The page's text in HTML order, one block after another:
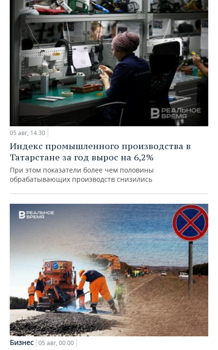
05 авг, 14:30
Индекс промышленного производства в
Татарстане за год вырос на 6,2%
При этом показатели более чем половины
обрабатывающих производств снизились
Бизнес 05 авг, 00:00